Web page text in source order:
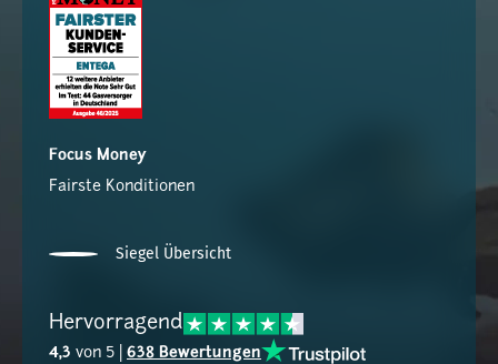
Focus Money
Fairste Konditionen
Siegel Übersicht
Hervorragend
4,3 von 5 | 638 Bewertungen